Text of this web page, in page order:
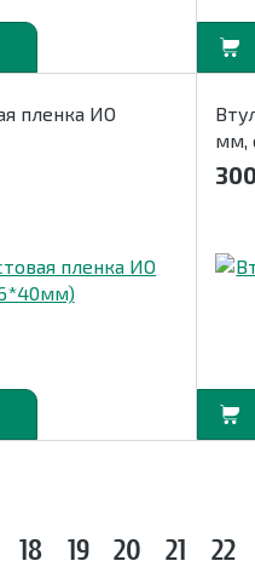
В корзину
пленка ИО
мм,
В корзину
18 19 20 21 22